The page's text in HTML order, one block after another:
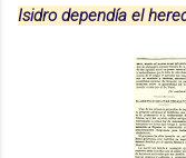
Isidro dependía el